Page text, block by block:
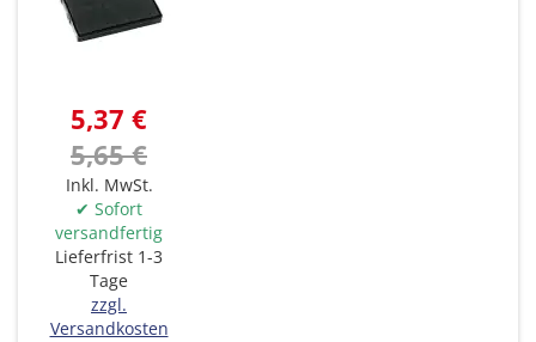
5,37 €
5,65 €
Inkl. MwSt.
✔ Sofort
versandfertig
Lieferfrist 1-3
Tage
zzgl.
Versandkosten